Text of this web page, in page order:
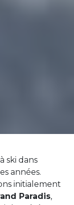
ski dans
années.
initialement
Paradis,